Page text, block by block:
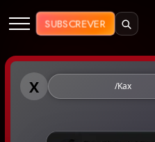
Muzik Plus AO -
SUBSCREVER
Muzik Plus AO
X /Kax